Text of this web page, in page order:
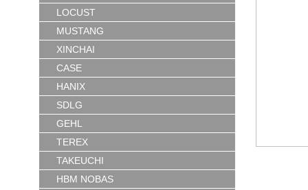
LOCUST
MUSTANG
XINCHAI
CASE
HANIX
SDLG
GEHL
TEREX
TAKEUCHI
HBM NOBAS